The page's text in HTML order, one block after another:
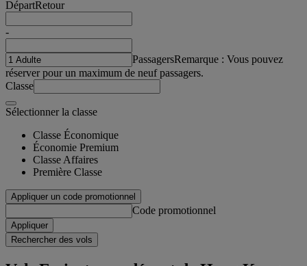
DépartRetour
-
PassagersRemarque : Vous pouvez
réserver pour un maximum de neuf passagers.
Classe
Sélectionner la classe
Classe Économique
Économie Premium
Classe Affaires
Première Classe
Appliquer un code promotionnel
Code promotionnel
Appliquer
Rechercher des vols